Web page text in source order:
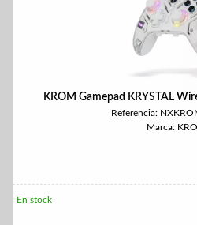
KROM Gamepad KRYSTAL
Referencia:
Marca:
En stock